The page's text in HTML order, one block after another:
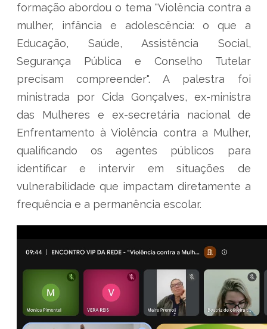
formação abordou o tema "Violência contra a
mulher, infância e adolescência: o que a
Educação, Saúde, Assistência Social,
Segurança Pública e Conselho Tutelar
precisam compreender". A palestra foi
ministrada por Cida Gonçalves, ex-ministra
das Mulheres e ex-secretária nacional de
Enfrentamento à Violência contra a Mulher,
qualificando os agentes públicos para
identificar e intervir em situações de
vulnerabilidade que impactam diretamente a
frequência e a permanência escolar.